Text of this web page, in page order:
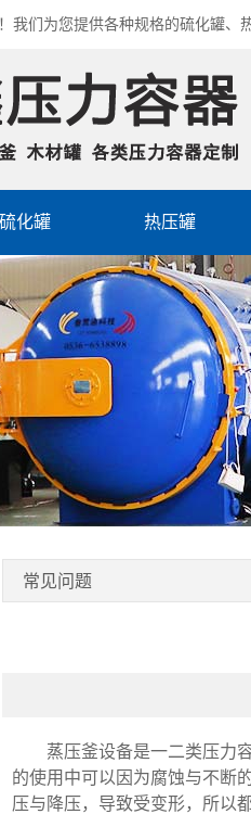
们为您提供各种规格的硫化罐、
硫化罐 热压罐
常见问题
蒸压釜设备是一二类压力容
的使用中可以因为腐蚀与不断
压与降压，导致受变形，所以